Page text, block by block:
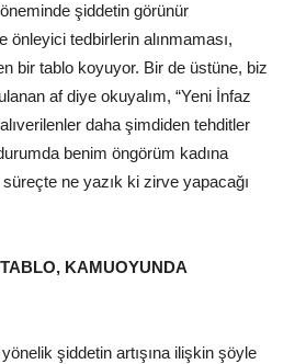
şiddetin görünür
önleyici tedbirlerin alınmaması,
bir tablo koyuyor. Bir de üstüne, biz
af diye okuyalım, “Yeni İnfaz
daha şimdiden tehditler
benim öngörüm kadına
ne yazık ki zirve yapacağı
KAMUOYUNDA
şiddetin artışına ilişkin şöyle